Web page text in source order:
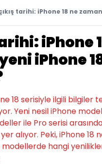
tarihi: iPhone 18 ne
iPhone
iPhone
18 serisiyle ilgili bilgiler
Yeni nesil iPhone
ile Pro serisi
alıyor. Peki, iPhone 18
hangi